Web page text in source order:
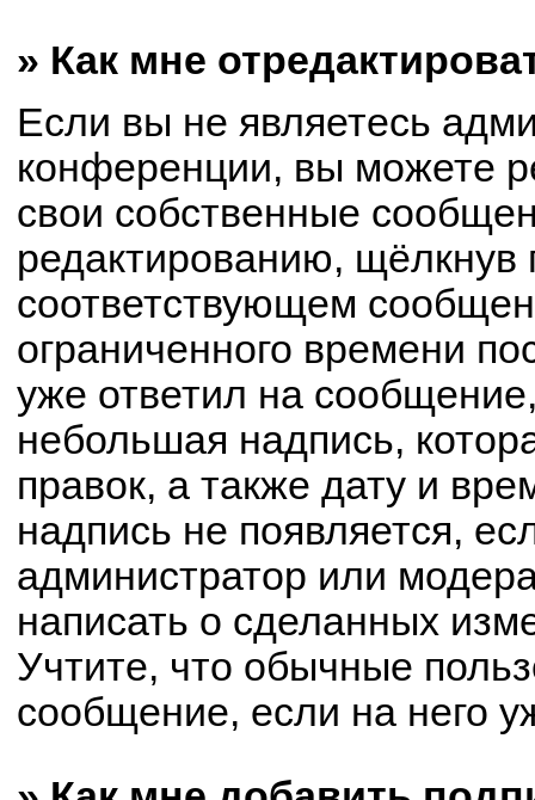
» Как мне
Если вы не являетесь
конференции, вы можете
свои собственные
редактированию, щёлкнув
соответствующем
ограниченного времени
уже ответил на
небольшая надпись,
правок, а также дату и
надпись не появляется,
администратор или
написать о сделанных
Учтите, что обычные
сообщение, если на него